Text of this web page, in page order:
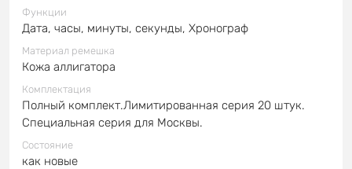
Функции
Дата, часы, минуты, секунды, Хронограф
Материал ремешка
Кожа аллигатора
Комплектация
Полный комплект.Лимитированная серия 20 штук.
Специальная серия для Москвы.
Состояние
как новые